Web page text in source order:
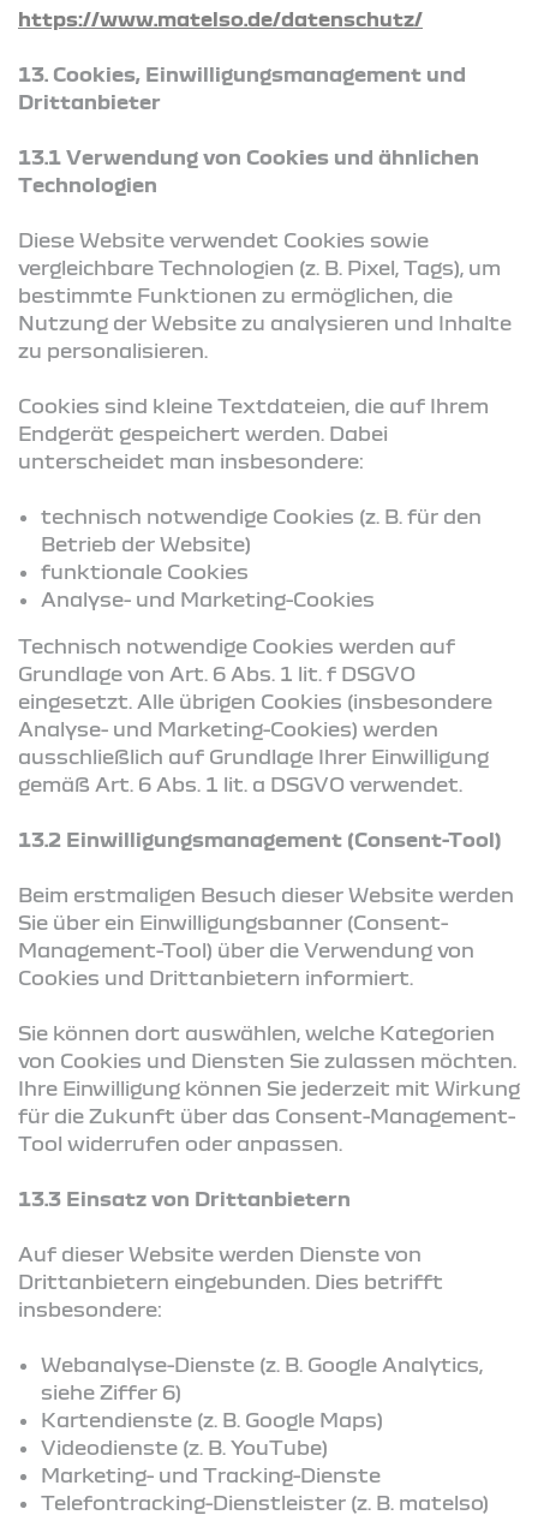
https://www.matelso.de/datenschutz/
13. Cookies, Einwilligungsmanagement und
Drittanbieter
13.1 Verwendung von Cookies und ähnlichen
Technologien
Diese Website verwendet Cookies sowie
vergleichbare Technologien (z. B. Pixel, Tags), um
bestimmte Funktionen zu ermöglichen, die
Nutzung der Website zu analysieren und Inhalte
zu personalisieren.
Cookies sind kleine Textdateien, die auf Ihrem
Endgerät gespeichert werden. Dabei
unterscheidet man insbesondere:
technisch notwendige Cookies (z. B. für den
Betrieb der Website)
funktionale Cookies
Analyse- und Marketing-Cookies
Technisch notwendige Cookies werden auf
Grundlage von Art. 6 Abs. 1 lit. f DSGVO
eingesetzt. Alle übrigen Cookies (insbesondere
Analyse- und Marketing-Cookies) werden
ausschließlich auf Grundlage Ihrer Einwilligung
gemäß Art. 6 Abs. 1 lit. a DSGVO verwendet.
13.2 Einwilligungsmanagement (Consent-Tool)
Beim erstmaligen Besuch dieser Website werden
Sie über ein Einwilligungsbanner (Consent-
Management-Tool) über die Verwendung von
Cookies und Drittanbietern informiert.
Sie können dort auswählen, welche Kategorien
von Cookies und Diensten Sie zulassen möchten.
Ihre Einwilligung können Sie jederzeit mit Wirkung
für die Zukunft über das Consent-Management-
Tool widerrufen oder anpassen.
13.3 Einsatz von Drittanbietern
Auf dieser Website werden Dienste von
Drittanbietern eingebunden. Dies betrifft
insbesondere:
Webanalyse-Dienste (z. B. Google Analytics,
siehe Ziffer 6)
Kartendienste (z. B. Google Maps)
Videodienste (z. B. YouTube)
Marketing- und Tracking-Dienste
Telefontracking-Dienstleister (z. B. matelso)